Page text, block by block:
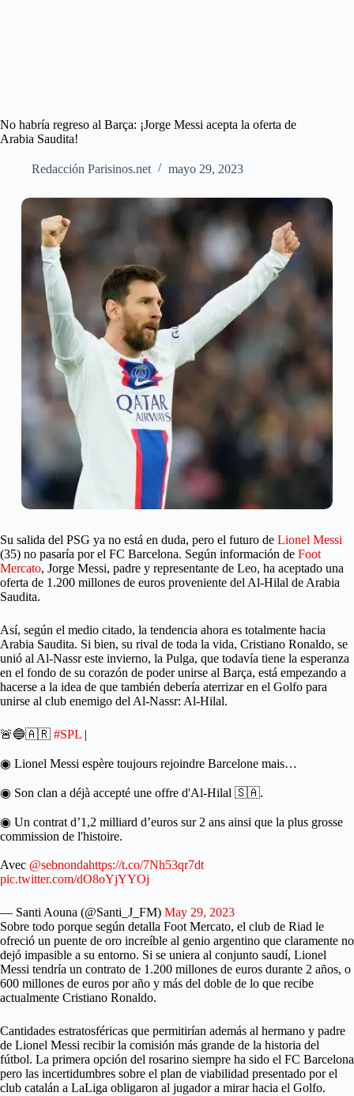
No habría regreso al Barça: ¡Jorge Messi acepta la oferta de
Arabia Saudita!
Redacción Parisinos.net mayo 29, 2023
Su salida del PSG ya no está en duda, pero el futuro de Lionel Messi
(35) no pasaría por el FC Barcelona. Según información de Foot
Mercato, Jorge Messi, padre y representante de Leo, ha aceptado una
oferta de 1.200 millones de euros proveniente del Al-Hilal de Arabia
Saudita.
Así, según el medio citado, la tendencia ahora es totalmente hacia
Arabia Saudita. Si bien, su rival de toda la vida, Cristiano Ronaldo, se
unió al Al-Nassr este invierno, la Pulga, que todavía tiene la esperanza
en el fondo de su corazón de poder unirse al Barça, está empezando a
hacerse a la idea de que también debería aterrizar en el Golfo para
unirse al club enemigo del Al-Nassr: Al-Hilal.
🚨🔵🇦🇷 #SPL |
◉ Lionel Messi espère toujours rejoindre Barcelone mais…
◉ Son clan a déjà accepté une offre d'Al-Hilal 🇸🇦.
◉ Un contrat d’1,2 milliard d’euros sur 2 ans ainsi que la plus grosse
commission de l'histoire.
Avec @sebnondahttps://t.co/7Nh53qr7dt
pic.twitter.com/dO8oYjYYOj
— Santi Aouna (@Santi_J_FM) May 29, 2023
Sobre todo porque según detalla Foot Mercato, el club de Riad le
ofreció un puente de oro increíble al genio argentino que claramente no
dejó impasible a su entorno. Si se uniera al conjunto saudí, Lionel
Messi tendría un contrato de 1.200 millones de euros durante 2 años, o
600 millones de euros por año y más del doble de lo que recibe
actualmente Cristiano Ronaldo.
Cantidades estratosféricas que permitirían además al hermano y padre
de Lionel Messi recibir la comisión más grande de la historia del
fútbol. La primera opción del rosarino siempre ha sido el FC Barcelona
pero las incertidumbres sobre el plan de viabilidad presentado por el
club catalán a LaLiga obligaron al jugador a mirar hacia el Golfo.